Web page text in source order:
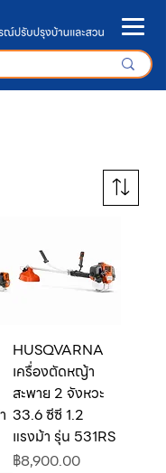
HUSQVARNA
เครื่องตัดหญ้า
สะพาย 2 จังหวะ
33.6 ซีซี 1.2
แรงม้า รุ่น 531RS
ราคา
฿8,900.00